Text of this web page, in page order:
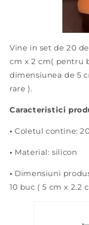
Vine in set de 20
cm x 2 cm( pentru
dimensiunea de 5
rare ).
Caracteristici
•Coletul contine:
• Material: silicon
• Dimensiuni
10 buc ( 5 cm x 2.2